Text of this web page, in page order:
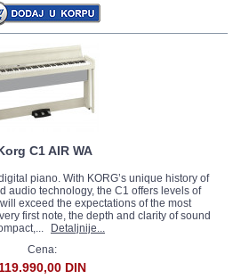
C1 AIR WA
piano. With KORG’s unique history of
audio technology, the C1 offers levels of
exceed the expectations of the most
first note, the depth and clarity of sound
Detaljnije...
Cena:
119.990,00 DIN